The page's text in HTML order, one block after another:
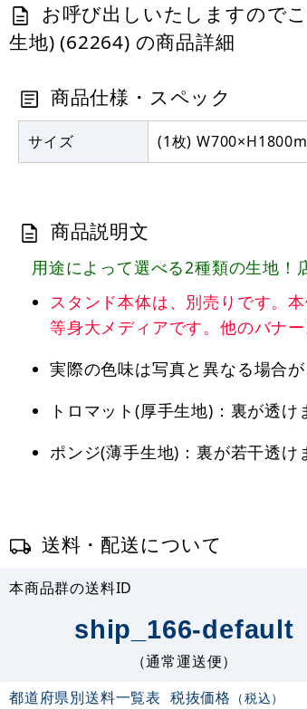
お呼び出しいたしますので
生地) (62264) の商品詳細
商品仕様・スペック
サイズ (1枚)
商品説明文
用途によって選べる2種類の生地！
スタンド本体は、別売りです。
等身大メディアです。他のバナ
実際の色味は写真と異なる場合
トロマット(厚手生地)：裏が透け
ポンジ(薄手生地)：裏が若干透け
送料・配送について
本商品群の送料ID
ship_166-default
（通常運送便）
都道府県別送料一覧表 税抜価格 （税込）